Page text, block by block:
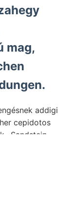
mag,
Sandstein